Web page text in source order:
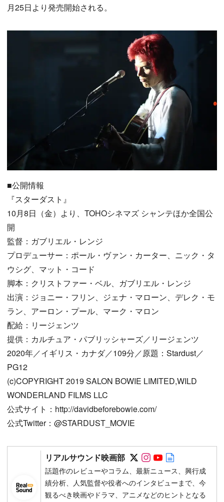
月25日より発売開始される。
■公開情報
『スターダスト』
10月8日（金）より、TOHOシネマズ シャンテほか全国公
開
監督：ガブリエル・レンジ
プロデューサー：ポール・ヴァン・カーター、ニック・タ
ウシグ、マット・コード
脚本：クリストファー・ベル、ガブリエル・レンジ
出演：ジョニー・フリン、ジェナ・マローン、デレク・モ
ラン、アーロン・プール、マーク・マロン
配給：リージェンツ
提供：カルチュア・パブリッシャーズ／リージェンツ
2020年／イギリス・カナダ／109分／原題：Stardust／
PG12
(c)COPYRIGHT 2019 SALON BOWIE LIMITED,WILD
WONDERLAND FILMS LLC
公式サイト：http://davidbeforebowie.com/
公式Twitter：@STARDUST_MOVIE
リアルサウンド映画部 Follow on SNS
Follow on SNS
Follow on
話題作のレビューやコラム、最新ニュース、興行成
績分析、人気監督や役者へのインタビューまで、今
観るべき映画やドラマ、アニメなどのヒントとなる